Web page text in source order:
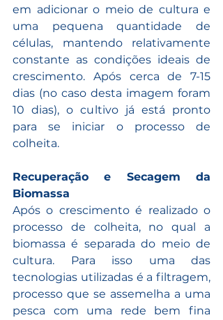
em adicionar o meio de cultura e
uma pequena quantidade de
células, mantendo relativamente
constante as condições ideais de
crescimento. Após cerca de 7-15
dias (no caso desta imagem foram
10 dias), o cultivo já está pronto
para se iniciar o processo de
colheita.
Recuperação e Secagem da
Biomassa
Após o crescimento é realizado o
processo de colheita, no qual a
biomassa é separada do meio de
cultura. Para isso uma das
tecnologias utilizadas é a filtragem,
processo que se assemelha a uma
pesca com uma rede bem fina